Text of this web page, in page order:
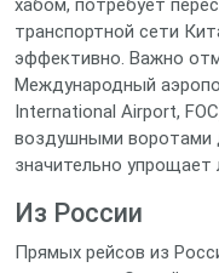
хабом, потребует
транспортной сети
эффективно. Важно
Международный
International Airport,
воздушными воротами
значительно упрощает
Из России
Прямых рейсов из